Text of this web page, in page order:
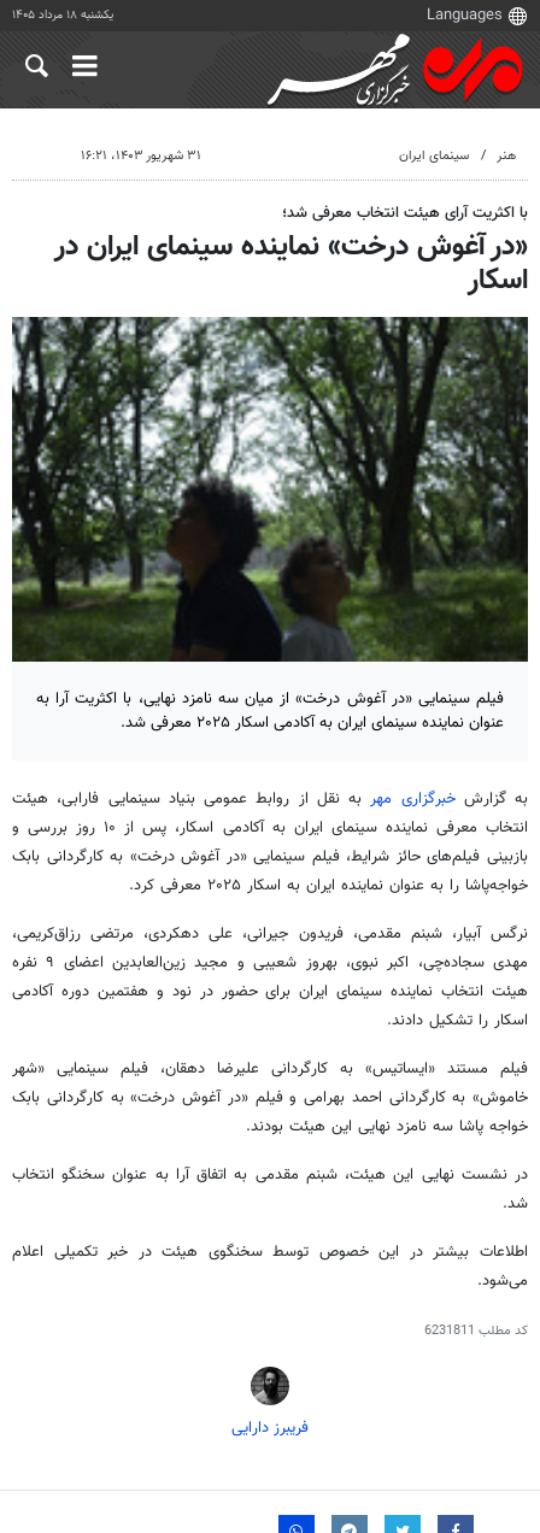
یکشنبه ۱۸ مرداد ۱۴۰۵
هنر سینمای ایران ۳۱ شهریور ۱۴۰۳، ۱۶:۲۱
با اکثریت آرای هیئت انتخاب معرفی شد؛
«در آغوش درخت» نماینده سینمای ایران در
اسکار
فیلم سینمایی «در آغوش درخت» از میان سه نامزد نهایی، با اکثریت آرا به
عنوان نماینده سینمای ایران به آکادمی اسکار ۲۰۲۵ معرفی شد.
به گزارش خبرگزاری مهر به نقل از روابط عمومی بنیاد سینمایی فارابی، هیئت
انتخاب معرفی نماینده سینمای ایران به آکادمی اسکار، پس از ۱۰ روز بررسی و
بازبینی فیلم‌هایحائز شرایط، فیلم سینمایی «در آغوش درخت» به کارگردانی بابک
خواجه‌پاشا را به عنوان نماینده ایران به اسکار ۲۰۲۵ معرفی کرد.
نرگس آبیار، شبنم مقدمی، فریدون جیرانی، علی دهکردی، مرتضی رزاق‌کریمی،
مهدی سجاده‌چی، اکبر نبوی، بهروز شعیبی و مجید زین‌العابدین اعضای ۹
نفره
هیئت انتخاب نماینده سینمای ایران برای حضور در نود و هفتمین دوره آکادمی
اسکار را تشکیل دادند.
فیلم مستند «ایساتیس» به کارگردانی علیرضا دهقان، فیلم سینمایی «شهر
خاموش» به کارگردانی احمد بهرامی و فیلم «در آغوش درخت» به کارگردانی بابک
خواجه پاشا سه نامزد نهایی این هیئت بودند.
در نشست نهایی این هیئت، شبنم مقدمی به اتفاق آرا به عنوان سخنگو انتخاب
شد.
اطلاعات بیشتر در این خصوص توسط سخنگوی هیئت در خبر تکمیلی اعلام
می‌شود.
کد مطلب 6231811
فریبرز دارایی